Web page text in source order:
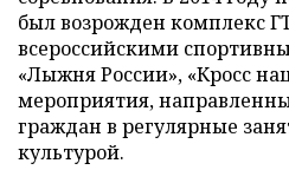
был возрожден комплекс
всероссийскими
«Лыжня России», «Кросс
мероприятия,
граждан в регулярные
культурой.